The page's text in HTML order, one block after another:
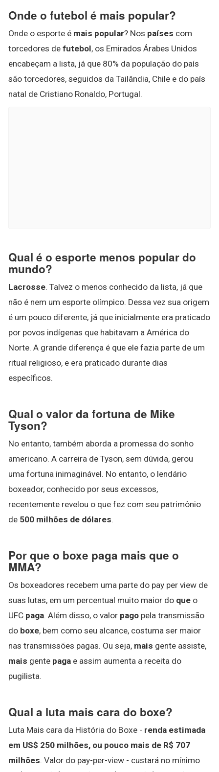
Onde o futebol é mais popular?
Onde o esporte é mais popular? Nos países com
torcedores de futebol, os Emirados Árabes Unidos
encabeçam a lista, já que 80% da população do país
são torcedores, seguidos da Tailândia, Chile e do país
natal de Cristiano Ronaldo, Portugal.
Qual é o esporte menos popular do
mundo?
Lacrosse. Talvez o menos conhecido da lista, já que
não é nem um esporte olímpico. Dessa vez sua origem
é um pouco diferente, já que inicialmente era praticado
por povos indígenas que habitavam a América do
Norte. A grande diferença é que ele fazia parte de um
ritual religioso, e era praticado durante dias
específicos.
Qual o valor da fortuna de Mike
Tyson?
No entanto, também aborda a promessa do sonho
americano. A carreira de Tyson, sem dúvida, gerou
uma fortuna inimaginável. No entanto, o lendário
boxeador, conhecido por seus excessos,
recentemente revelou o que fez com seu patrimônio
de 500 milhões de dólares.
Por que o boxe paga mais que o
MMA?
Os boxeadores recebem uma parte do pay per view de
suas lutas, em um percentual muito maior do que o
UFC paga. Além disso, o valor pago pela transmissão
do boxe, bem como seu alcance, costuma ser maior
nas transmissões pagas. Ou seja, mais gente assiste,
mais gente paga e assim aumenta a receita do
pugilista.
Qual a luta mais cara do boxe?
Luta Mais cara da História do Boxe - renda estimada
em US$ 250 milhões, ou pouco mais de R$ 707
milhões. Valor do pay-per-view - custará no mínimo